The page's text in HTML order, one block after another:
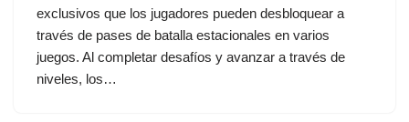
exclusivos que los jugadores pueden desbloquear a
través de pases de batalla estacionales en varios
juegos. Al completar desafíos y avanzar a través de
niveles, los…